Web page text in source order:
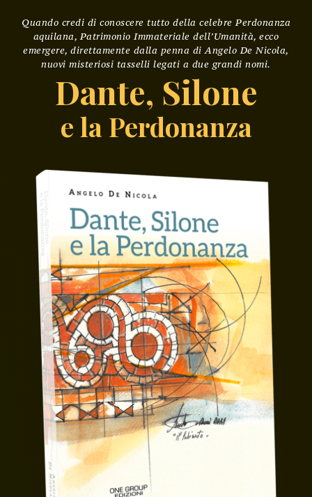
Quando credi di conoscere tutto della celebre Perdonanza
aquilana, Patrimonio Immateriale dell’Umanità, ecco
emergere, direttamente dalla penna di Angelo De Nicola,
nuovi misteriosi tasselli legati a due grandi nomi.
Dante, Silone
e la Perdonanza